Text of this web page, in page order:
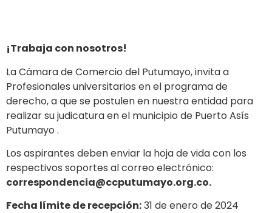
¡Trabaja con nosotros!
La Cámara de Comercio del Putumayo, invita a
Profesionales universitarios en el programa de
derecho, a que se postulen en nuestra entidad para
realizar su judicatura en el municipio de Puerto Asís
Putumayo .
Los aspirantes deben enviar la hoja de vida con los
respectivos soportes al correo electrónico:
correspondencia@ccputumayo.org.co.
Fecha límite de recepción:31 de enero de 2024